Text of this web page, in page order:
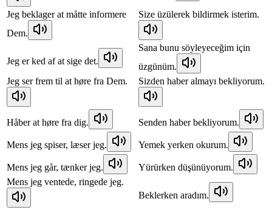
Jeg beklager at måtte informere
Dem.
Size üzülerek bildirmek isterim.
Jeg er ked af at sige det.
Sana bunu söyleyeceğim için
üzgünüm.
Jeg ser frem til at høre fra Dem.
Sizden haber almayı bekliyorum.
Håber at høre fra dig. Senden haber bekliyorum.
Mens jeg spiser, læser jeg. Yemek yerken okurum.
Mens jeg går, tænker jeg.
Yürürken düşünüyorum.
Mens jeg ventede, ringede jeg.
Beklerken aradım.